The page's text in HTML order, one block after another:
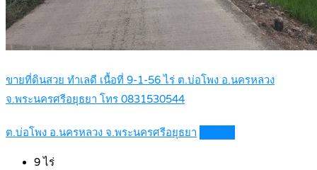
ขายที่ดินสวย ทำเลดี เนื้อที่ 9-1-56 ไร่ ต.บ่อโพง อ.นครหลวง
จ.พระนครศรีอยุธยา โทร 0831530544
ต.บ่อโพง อ.นครหลวง จ.พระนครศรีอยุธยา
9ไร่